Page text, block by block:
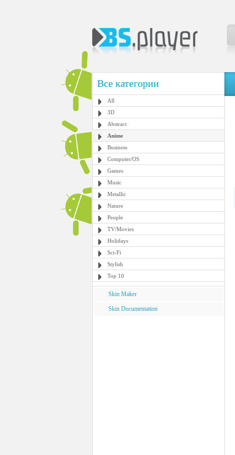
Все категории
All
3D
Abstract
Anime
Business
Computer/OS
Games
Music
Metallic
Nature
People
TV/Movies
Holidays
Sci-Fi
Stylish
Top 10
Skin Maker
Skin Documentation